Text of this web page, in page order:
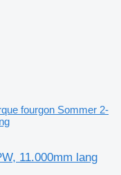
fourgon Sommer 2-
11.000mm lang